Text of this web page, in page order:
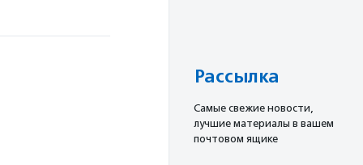
Рассылка
Cамые свежие новости,
лучшие материалы в вашем
почтовом ящике